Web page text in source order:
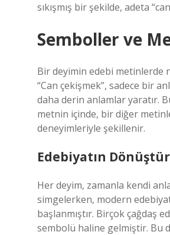
sıkışmış bir şekilde, adeta
Semboller ve
Bir deyimin edebi metinlerde
“Can çekişmek”, sadece bir
daha derin anlamlar yaratır.
metnin içinde, bir diğer
deneyimleriyle şekillenir.
Edebiyatın
Her deyim, zamanla kendi
simgelerken, modern
başlanmıştır. Birçok çağdaş
sembolü haline gelmiştir. Bu